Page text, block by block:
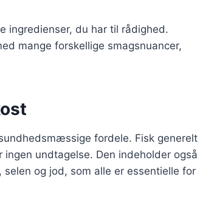
ingredienser, du har til rådighed.
mange forskellige smagsnuancer,
fordele. Fisk generelt
undtagelse. Den indeholder også
og jod, som alle er essentielle for